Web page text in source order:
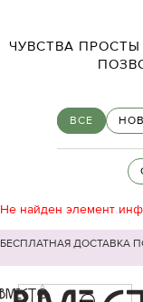
ЧУВСТВА
ВСЕ
Не найден элемент
БЕСПЛАТНАЯ ДОСТАВКА